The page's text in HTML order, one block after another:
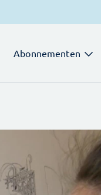
Abonnementen